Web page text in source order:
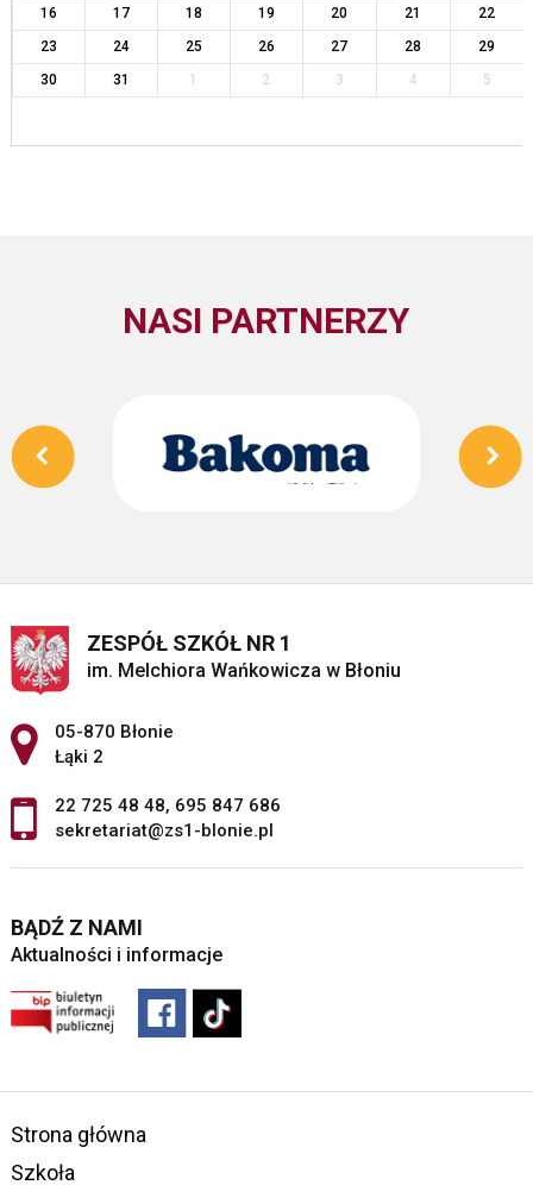
16
17 18 19 20 21
22
23
24 25 26 27 28
29
30
31 1 2 3 4 5
NASI PARTNERZY
ZESPÓŁ SZKÓŁ NR 1
im. Melchiora Wańkowicza w Błoniu
Adres pocztowy:
05-870 Błonie
Łąki 2
22 725 48 48, 695 847 686
sekretariat@zs1-blonie.pl
BĄDŹ Z NAMI
Aktualności i informacje
Strona główna
Szkoła